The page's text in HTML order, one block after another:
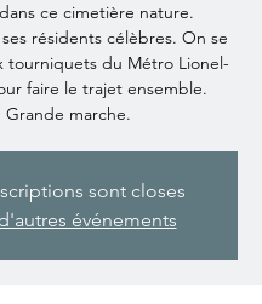
ce cimetière nature.
résidents célèbres. On se
tourniquets du Métro Lionel-
faire le trajet ensemble.
Grande marche.
sont closes
événements